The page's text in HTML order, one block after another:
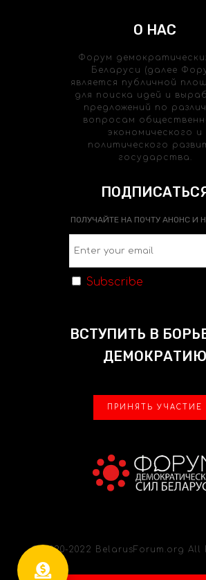
О НАС
Форум
Беларуси (далее
является публичной
для поиска идей и
предложений по
вопросам
экономического и
политического
государства.
ПОЛУЧАЙТЕ НА ПОЧТУ АНОНС И
Subscribe
ВСТУПИТЬ В
ДЕМОКРАТИЮ
ПРИНЯТЬ УЧАСТИЕ
© 2020-2022 BelarusForum.org All